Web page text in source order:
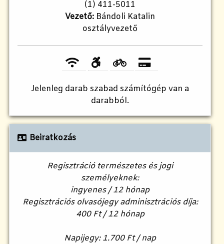
(1) 411-5011
Vezető: Bándoli Katalin
osztályvezető
Jelenleg darab szabad számítógép van a
darabból.
Beiratkozás
Regisztráció természetes és jogi
személyeknek:
ingyenes / 12 hónap
Regisztrációs olvasójegy adminisztrációs díja:
400 Ft / 12 hónap
Napijegy: 1.700 Ft / nap